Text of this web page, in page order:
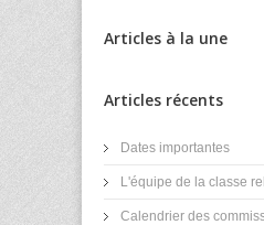
Articles à la une
Articles récents
Dates importantes
L'équipe de la classe
Calendrier des